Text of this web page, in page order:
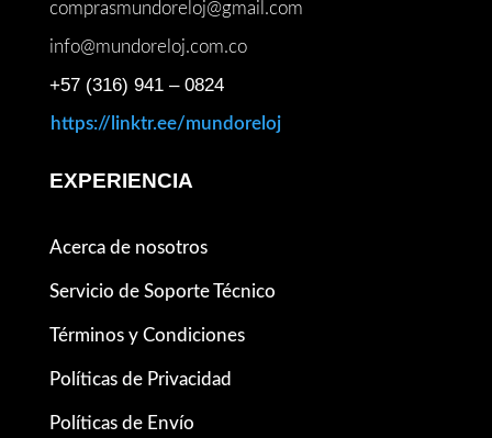
comprasmundoreloj@gmail.com
info@mundoreloj.com.co
+57 (316) 941 – 0824
https://linktr.ee/mundoreloj
EXPERIENCIA
Acerca de nosotros
Servicio de Soporte Técnico
Términos y Condiciones
Políticas de Privacidad
Políticas de Envío